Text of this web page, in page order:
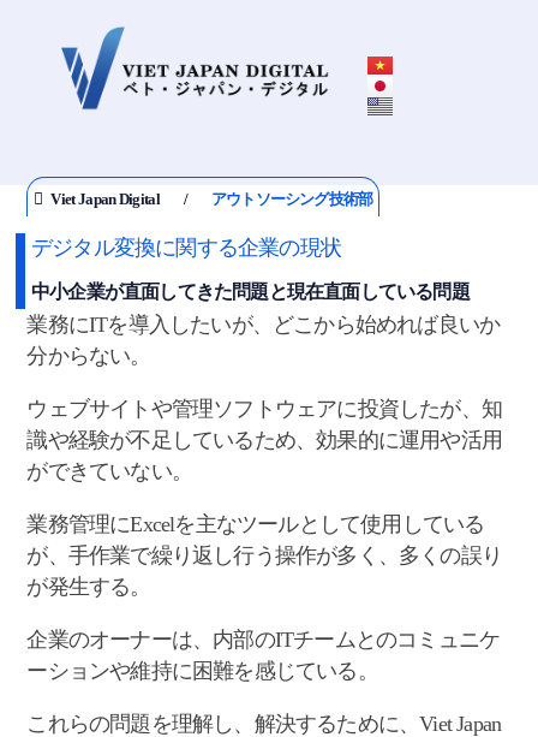
Viet Japan Digital アウトソーシング技術部
デジタル変換に関する企業の現状
中小企業が直面してきた問題と現在直面している問題
業務にITを導入したいが、どこから始めれば良いか
分からない。
ウェブサイトや管理ソフトウェアに投資したが、知
識や経験が不足しているため、効果的に運用や活用
ができていない。
業務管理にExcelを主なツールとして使用している
が、手作業で繰り返し行う操作が多く、多くの誤り
が発生する。
企業のオーナーは、内部のITチームとのコミュニケ
ーションや維持に困難を感じている。
これらの問題を理解し、解決するために、Viet Japan